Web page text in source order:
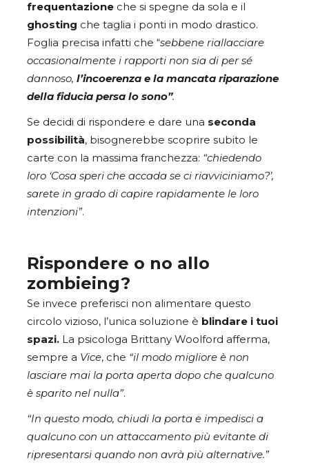
frequentazione che si spegne da sola e il
ghosting che taglia i ponti in modo drastico.
Foglia precisa infatti che “sebbene riallacciare
occasionalmente i rapporti non sia di per sé
dannoso, l’incoerenza e la mancata riparazione
della fiducia persa lo sono”.
Se decidi di rispondere e dare una seconda
possibilità, bisognerebbe scoprire subito le
carte con la massima franchezza: “chiedendo
loro ‘Cosa speri che accada se ci riavviciniamo?’,
sarete in grado di capire rapidamente le loro
intenzioni”.
Rispondere o no allo
zombieing?
Se invece preferisci non alimentare questo
circolo vizioso, l’unica soluzione è blindare i tuoi
spazi. La psicologa Brittany Woolford afferma,
sempre a Vice, che “il modo migliore è non
lasciare mai la porta aperta dopo che qualcuno
è sparito nel nulla”.
“In questo modo, chiudi la porta e impedisci a
qualcuno con un attaccamento più evitante di
ripresentarsi quando non avrà più alternative.”